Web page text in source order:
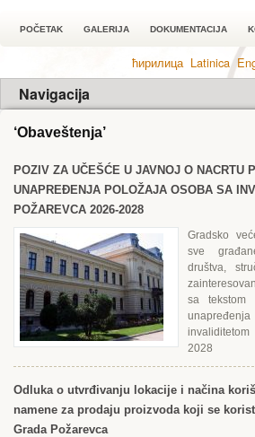
POČETAK GALERIJA DOKUMENTACIJA
ћирилица Latinica
Navigacija
‘Obaveštenja’
POZIV ZA UČЕŠĆЕ U JAVNOJ O NACRTU
UNAPRЕĐЕNJA POLOŽAJA OSOBA SA
POŽARЕVCA 2026-2028
Gradsko
sve
društva,
sa tekstom
2028
održaće se u periodu od 31.3....
Odluka o utvrđivanju lokacije i načina
namene za prodaju proizvoda koji se
Grada Požarevca